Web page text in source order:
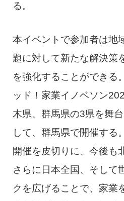
る。
本イベントで参加者は地
題に対して新たな解決策
を強化することができる
ッド！家業イノベソン
木県、群馬県の3県を舞
して、群馬県で開催する
開催を皮切りに、今後も
さらに日本全国、そして
クを広げることで、家業